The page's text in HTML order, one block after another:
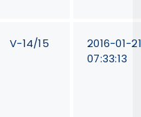
V-14/15
2016-01-21
07:33:13